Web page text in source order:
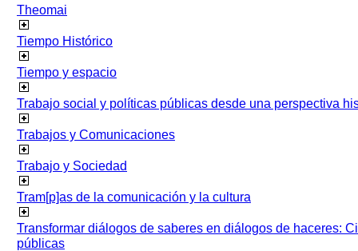
Theomai
Tiempo Histórico
Tiempo y espacio
Trabajo social y políticas públicas desde una perspectiva
Trabajos y Comunicaciones
Trabajo y Sociedad
Tram[p]as de la comunicación y la cultura
Transformar diálogos de saberes en diálogos de haceres:
públicas